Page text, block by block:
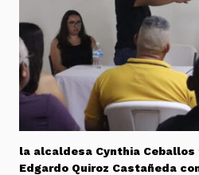
la alcaldesa Cynthia
Edgardo Quiroz Castañeda